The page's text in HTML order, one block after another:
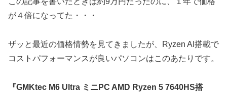
が４倍になってた・・・
ザッと最近の価格情勢を見てきましたが、Ryzen AI搭載で
コストパフォーマンスが良いパソコンはこのあたりです。
『GMKtec M6 Ultra ミニPC AMD Ryzen 5 7640HS搭